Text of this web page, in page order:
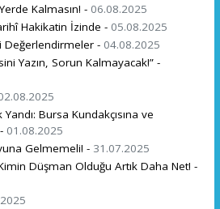
Kalmasın! - 06.08.2025
Hakikatin İzinde - 05.08.2025
- 04.08.2025
Yazın, Sorun Kalmayacak!” -
Bursa Kundakçısına ve
01.08.2025
Gelmemeli! - 31.07.2025
Düşman Olduğu Artık Daha Net! -